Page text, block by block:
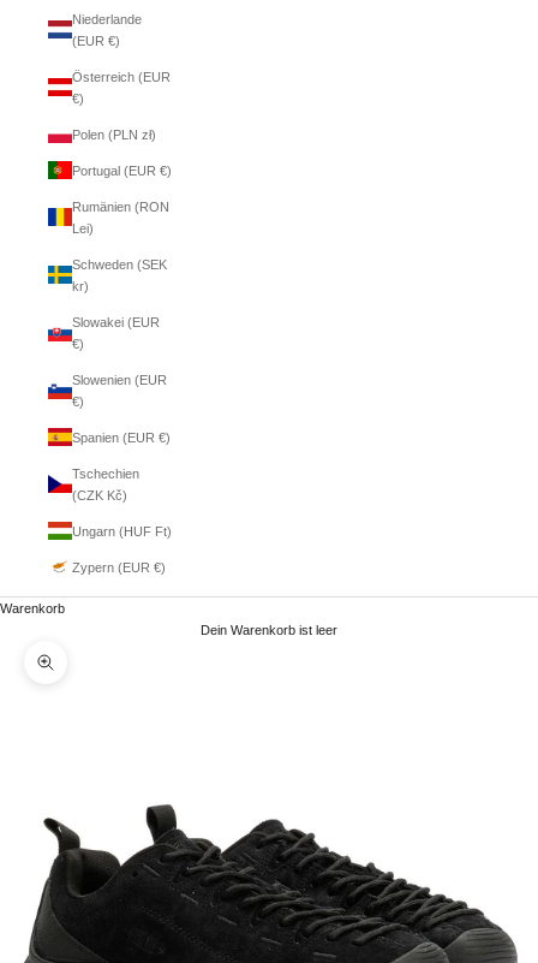
Niederlande
(EUR €)
Österreich (EUR
€)
Polen (PLN zł)
Portugal (EUR €)
Rumänien (RON
Lei)
Schweden (SEK
kr)
Slowakei (EUR
€)
Slowenien (EUR
€)
Spanien (EUR €)
Tschechien
(CZK Kč)
Ungarn (HUF Ft)
Zypern (EUR €)
Warenkorb
Dein Warenkorb ist leer
Bild vergrößern